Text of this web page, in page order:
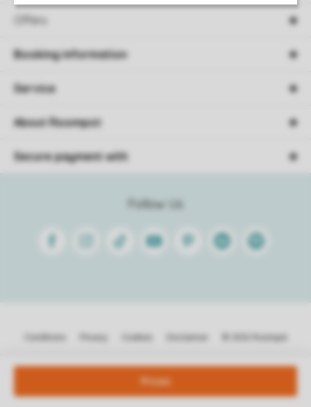
Prices
Offers
Follow Us
FacebookInstagram
Tiktok Youtube PinterestLinkedinSpotify
Booking information
Service
About Roompot
Secure payment with